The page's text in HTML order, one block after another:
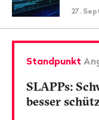
27.
Standpunkt
SLAPPs:
besser